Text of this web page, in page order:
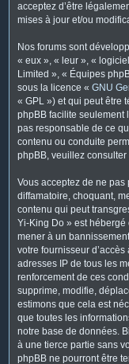
acceptez d’être
mises à jour et/ou
Nos forums sont
« eux », « leur », «
Limited », « Équipes
sous la licence « GNU
« GPL ») et qui peut être
phpBB facilite seulement
pas responsable de ce
contenu ou conduite
phpBB, veuillez consulter
Vous acceptez de ne
diffamatoire, choquant,
contenu qui peut
Yi-King Do » est
mener à un
votre fournisseur
adresses IP de tous les
renforcement de ces
supprime, modifie,
estimons que cela est
que toutes les
notre base de données.
à une tierce partie sans
phpBB ne pourront être